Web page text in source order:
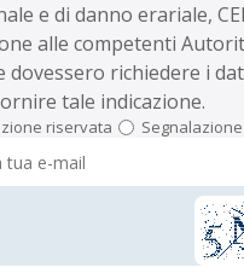
e di danno erariale,
alle competenti
dovessero richiedere i
tale indicazione.
riservata